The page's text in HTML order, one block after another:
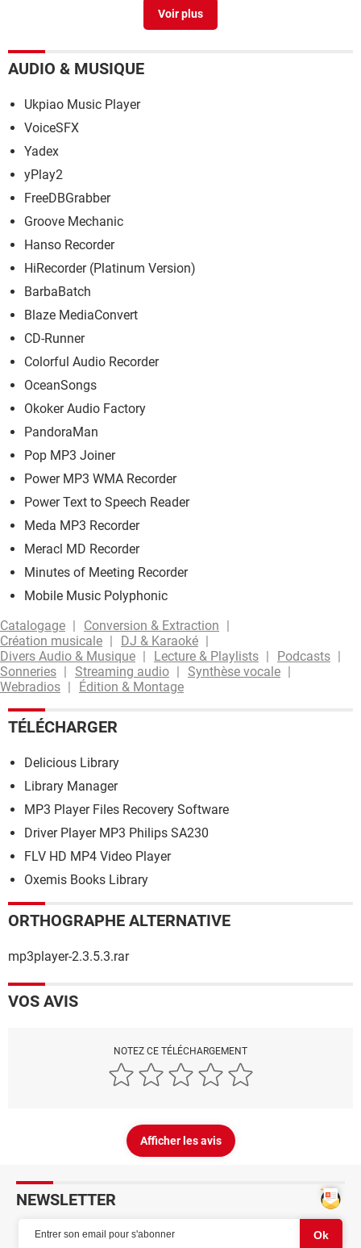
Le site "singe mp3" existe-t'il encore ?
Radio / Clip
AUDIO & MUSIQUE
Ukpiao Music Player
VoiceSFX
Yadex
yPlay2
FreeDBGrabber
Groove Mechanic
Hanso Recorder
HiRecorder (Platinum Version)
BarbaBatch
Blaze MediaConvert
CD-Runner
Colorful Audio Recorder
OceanSongs
Okoker Audio Factory
PandoraMan
Pop MP3 Joiner
Power MP3 WMA Recorder
Power Text to Speech Reader
Meda MP3 Recorder
Meracl MD Recorder
Minutes of Meeting Recorder
Mobile Music Polyphonic
Catalogage
Conversion & Extraction
Création musicale
DJ & Karaoké
Divers Audio & Musique
Lecture & Playlists
Podcasts
Sonneries
Streaming audio
Synthèse vocale
Webradios
Édition & Montage
TÉLÉCHARGER
Delicious Library
Library Manager
MP3 Player Files Recovery Software
Driver Player MP3 Philips SA230
FLV HD MP4 Video Player
Oxemis Books Library
ORTHOGRAPHE ALTERNATIVE
mp3player-2.3.5.3.rar
VOS AVIS
NOTEZ CE TÉLÉCHARGEMENT
Afficher les avis
NEWSLETTER